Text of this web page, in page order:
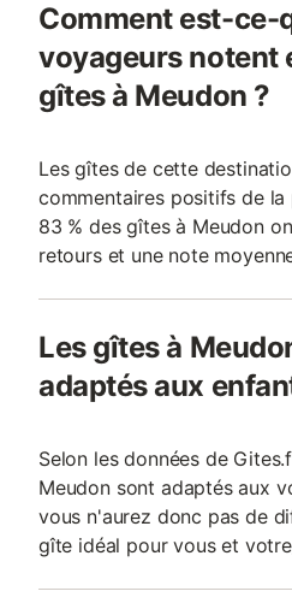
Comment est-ce-
voyageurs notent
gîtes à Meudon ?
Les gîtes de cette
commentaires positifs de
83 % des gîtes à Meudon
retours et une note
Les gîtes à
adaptés aux
Selon les données de
Meudon sont adaptés aux
vous n'aurez donc pas de
gîte idéal pour vous et